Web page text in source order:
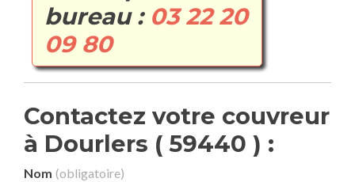
bureau : 03 22 20
09 80
Contactez votre couvreur
à Dourlers ( 59440 ) :
Nom (obligatoire)